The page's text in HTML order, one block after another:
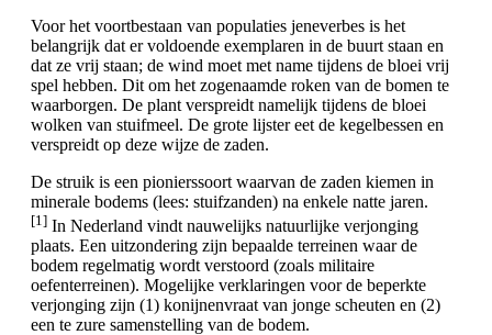
Voor het voortbestaan van populaties jeneverbes is het
belangrijk dat er voldoende exemplaren in de buurt staan en
dat ze vrij staan; de wind moet met name tijdens de bloei vrij
spel hebben. Dit om het zogenaamde roken van de bomen te
waarborgen. De plant verspreidt namelijk tijdens de bloei
wolken van stuifmeel. De grote lijster eet de kegelbessen en
verspreidt op deze wijze de zaden.
De struik is een pionierssoort waarvan de zaden kiemen in
minerale bodems (lees: stuifzanden) na enkele natte jaren.
[1] In Nederland vindt nauwelijks natuurlijke verjonging
plaats. Een uitzondering zijn bepaalde terreinen waar de
bodem regelmatig wordt verstoord (zoals militaire
oefenterreinen). Mogelijke verklaringen voor de beperkte
verjonging zijn (1) konijnenvraat van jonge scheuten en (2)
een te zure samenstelling van de bodem.